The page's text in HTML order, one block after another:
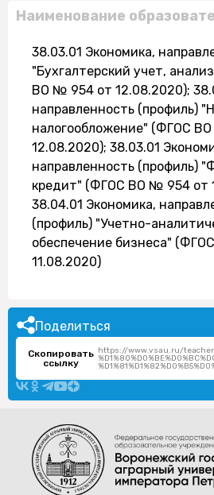
Наименование
38.03.01 Экономика,
"Бухгалтерский учет,
ВО № 954 от 12.08.2020);
направленность (профиль)
налогообложение" (ФГОС
12.08.2020); 38.03.01
направленность (профиль)
кредит" (ФГОС ВО № 954 от
38.04.01 Экономика,
(профиль) "Учетно-
обеспечение бизнеса"
11.08.2020)
Поделиться
Скопировать
ссылку
https://www.vsau.ru/teacher/